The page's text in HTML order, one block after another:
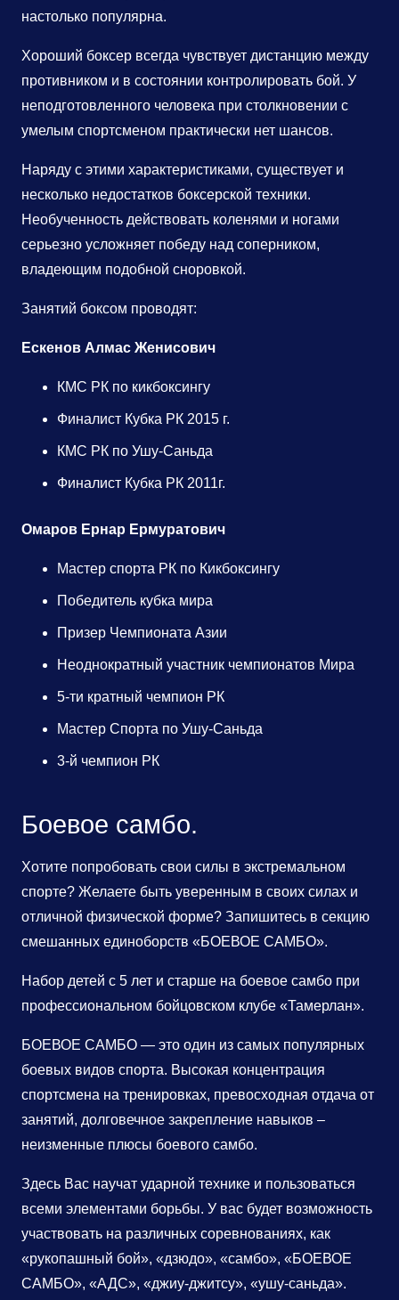
настолько популярна.
Хороший боксер всегда чувствует дистанцию между
противником и в состоянии контролировать бой. У
неподготовленного человека при столкновении с
умелым спортсменом практически нет шансов.
Наряду с этими характеристиками, существует и
несколько недостатков боксерской техники.
Необученность действовать коленями и ногами
серьезно усложняет победу над соперником,
владеющим подобной сноровкой.
Занятий боксом проводят:
Ескенов Алмас Женисович
КМС РК по кикбоксингу
Финалист Кубка РК 2015 г.
КМС РК по Ушу-Саньда
Финалист Кубка РК 2011г.
Омаров Ернар Ермуратович
Мастер спорта РК по Кикбоксингу
Победитель кубка мира
Призер Чемпионата Азии
Неоднократный участник чемпионатов Мира
5-ти кратный чемпион РК
Мастер Спорта по Ушу-Саньда
3-й чемпион РК
Боевое самбо.
Хотите попробовать свои силы в экстремальном
спорте? Желаете быть уверенным в своих силах и
отличной физической форме? Запишитесь в секцию
смешанных единоборств «БОЕВОЕ САМБО».
Набор детей с 5 лет и старше на боевое самбо при
профессиональном бойцовском клубе «Тамерлан».
БОЕВОЕ САМБО — это один из самых популярных
боевых видов спорта. Высокая концентрация
спортсмена на тренировках, превосходная отдача от
занятий, долговечное закрепление навыков –
неизменные плюсы боевого самбо.
Здесь Вас научат ударной технике и пользоваться
всеми элементами борьбы. У вас будет возможность
участвовать на различных соревнованиях, как
«рукопашный бой», «дзюдо», «самбо», «БОЕВОЕ
САМБО», «АДС», «джиу-джитсу», «ушу-саньда».